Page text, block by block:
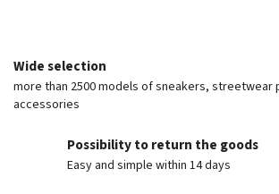
Wide selection
more than 2500 models of sneakers, streetwear
accessories
Possibility to return the goods
Easy and simple within 14 days